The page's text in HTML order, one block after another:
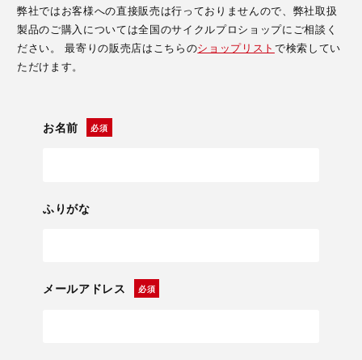
弊社ではお客様への直接販売は行っておりませんので、弊社取扱
製品のご購入については全国のサイクルプロショップにご相談く
ださい。 最寄りの販売店はこちらのショップリスト で検索してい
ただけます。
お名前
ふりがな
メールアドレス